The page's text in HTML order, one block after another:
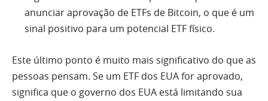
anunciar aprovação de ETFs de Bitcoin, o que é um
sinal positivo para um potencial ETF físico.
Este último ponto é muito mais significativo do que as
pessoas pensam. Se um ETF dos EUA for aprovado,
significa que o governo dos EUA está limitando sua